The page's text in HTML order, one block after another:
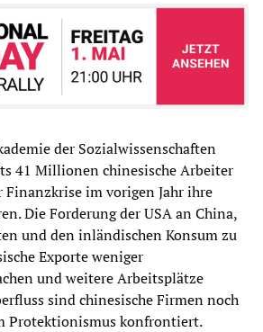
der Sozialwissenschaften
41 Millionen chinesische Arbeiter
Finanzkrise im vorigen Jahr ihre
Die Forderung der USA an China,
und den inländischen Konsum zu
Exporte weniger
und weitere Arbeitsplätze
sind chinesische Firmen noch
Protektionismus konfrontiert.